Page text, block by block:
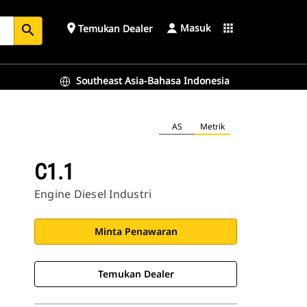
search place Temukan Dealer Masuk apps
Southeast Asia-Bahasa Indonesia
AS Metrik
C1.1
Engine Diesel Industri
Minta Penawaran
Temukan Dealer